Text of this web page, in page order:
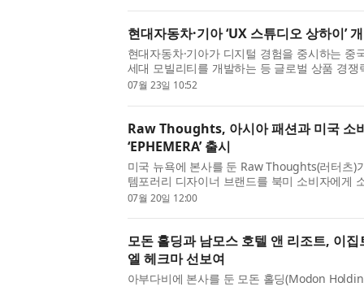
현대자동차·기아 ‘UX 스튜디오 상하이’
현대자동차·기아가 디지털 경험을 중시하는 중
세대 모빌리티를 개발하는 등 글로벌 상품 경쟁
중국 상하이시 징안구에 사용자 경험(User
07월 23일 10:52
Raw Thoughts, 아시아 패션과 미국 소
‘EPHEMERA’ 출시
미국 뉴욕에 본사를 둔 Raw Thoughts(러터츠)
템포러리 디자이너 브랜드를 북미 소비자에게
플랫폼 ‘EPHEMERA(에페메라)’를 20일 선보였
07월 20일 12:00
모돈 홀딩과 남모스 호텔 앤 리조트, 이
엘 헤크마 선보여
아부다비에 본사를 둔 모돈 홀딩(Modon